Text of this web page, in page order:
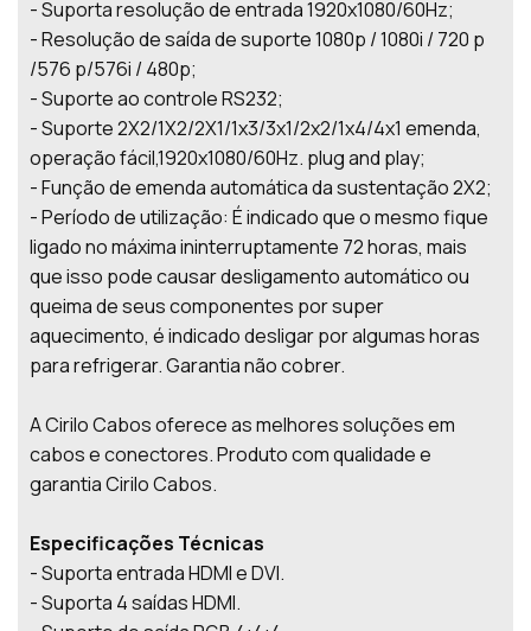
- Suporta resolução de entrada 1920x1080/60Hz;
- Resolução de saída de suporte 1080p / 1080i / 720 p
/576 p/576i / 480p;
- Suporte ao controle RS232;
- Suporte 2X2/1X2/2X1/1x3/3x1/2x2/1x4/4x1 emenda,
operação fácil,1920x1080/60Hz. plug and play;
- Função de emenda automática da sustentação 2X2;
- Período de utilização: É indicado que o mesmo fique
ligado no máxima ininterruptamente 72 horas, mais
que isso pode causar desligamento automático ou
queima de seus componentes por super
aquecimento, é indicado desligar por algumas horas
para refrigerar. Garantia não cobrer.
A Cirilo Cabos oferece as melhores soluções em
cabos e conectores. Produto com qualidade e
garantia Cirilo Cabos.
Especificações Técnicas
- Suporta entrada HDMI e DVI.
- Suporta 4 saídas HDMI.